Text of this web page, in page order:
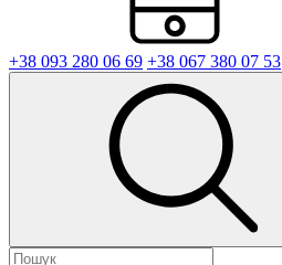
+38 093 280 06 69 +38 067 380 07 53